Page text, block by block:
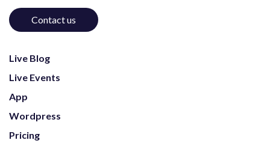
Contact us
Live Blog
Live Events
App
Wordpress
Pricing